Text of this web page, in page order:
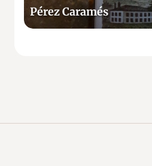
e
l
B
Pérez Caramés
a
m